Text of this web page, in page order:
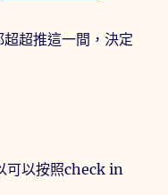
超推這一間，決定
可以按照check in